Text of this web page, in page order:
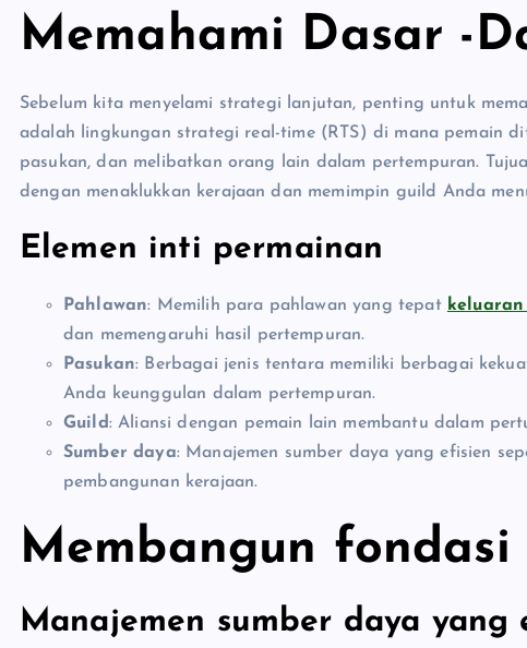
Memahami Dasar -
Sebelum kita menyelami strategi lanjutan, penting untuk
adalah lingkungan strategi real-time (RTS) di mana pemain
pasukan, dan melibatkan orang lain dalam pertempuran.
dengan menaklukkan kerajaan dan memimpin guild Anda
Elemen inti permainan
Pahlawan: Memilih para pahlawan yang tepat keluaran
dan memengaruhi hasil pertempuran.
Pasukan: Berbagai jenis tentara memiliki berbagai
Anda keunggulan dalam pertempuran.
Guild: Aliansi dengan pemain lain membantu dalam
Sumber daya: Manajemen sumber daya yang efisien
pembangunan kerajaan.
Membangun
Manajemen sumber daya yang